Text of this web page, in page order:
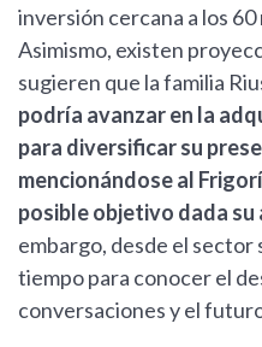
inversión cercana a los
Asimismo, existen
sugieren que la familia
podría avanzar en la
para diversificar su
mencionándose al
posible objetivo dada
embargo, desde el sector
tiempo para conocer el
conversaciones y el